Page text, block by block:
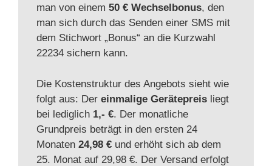
man von einem 50 € Wechselbonus, den
man sich durch das Senden einer SMS mit
dem Stichwort „Bonus“ an die Kurzwahl
22234 sichern kann.
Die Kostenstruktur des Angebots sieht wie
folgt aus: Der einmalige Gerätepreis liegt
bei lediglich 1,- €. Der monatliche
Grundpreis beträgt in den ersten 24
Monaten 24,98 € und erhöht sich ab dem
25. Monat auf 29,98 €. Der Versand erfolgt